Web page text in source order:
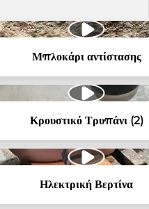
Μπλοκάρι αντίστασης
Κρουστικό Τρυπάνι (2)
Ηλεκτρική Βερτίνα